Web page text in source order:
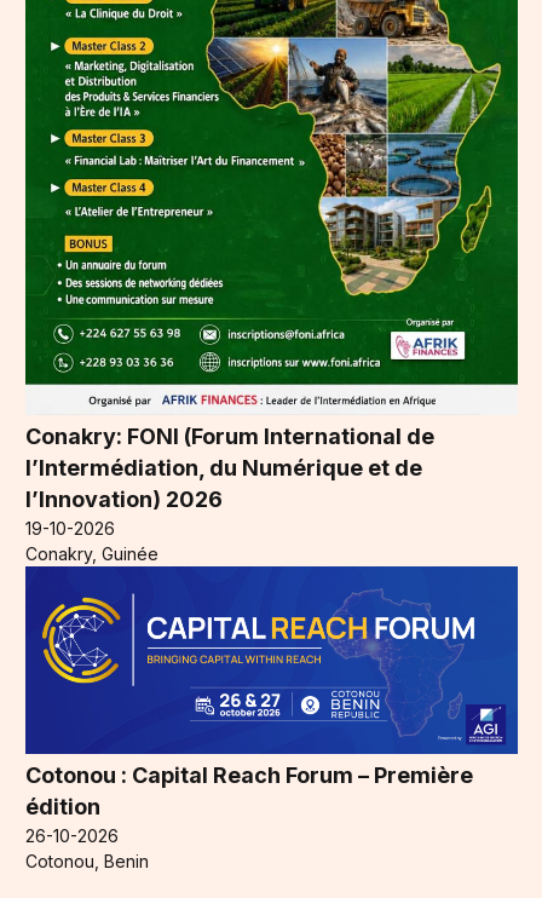
Conakry: FONI (Forum International de
l’Intermédiation, du Numérique et de
l’Innovation) 2026
19-10-2026
Conakry, Guinée
Cotonou : Capital Reach Forum – Première
édition
26-10-2026
Cotonou, Benin